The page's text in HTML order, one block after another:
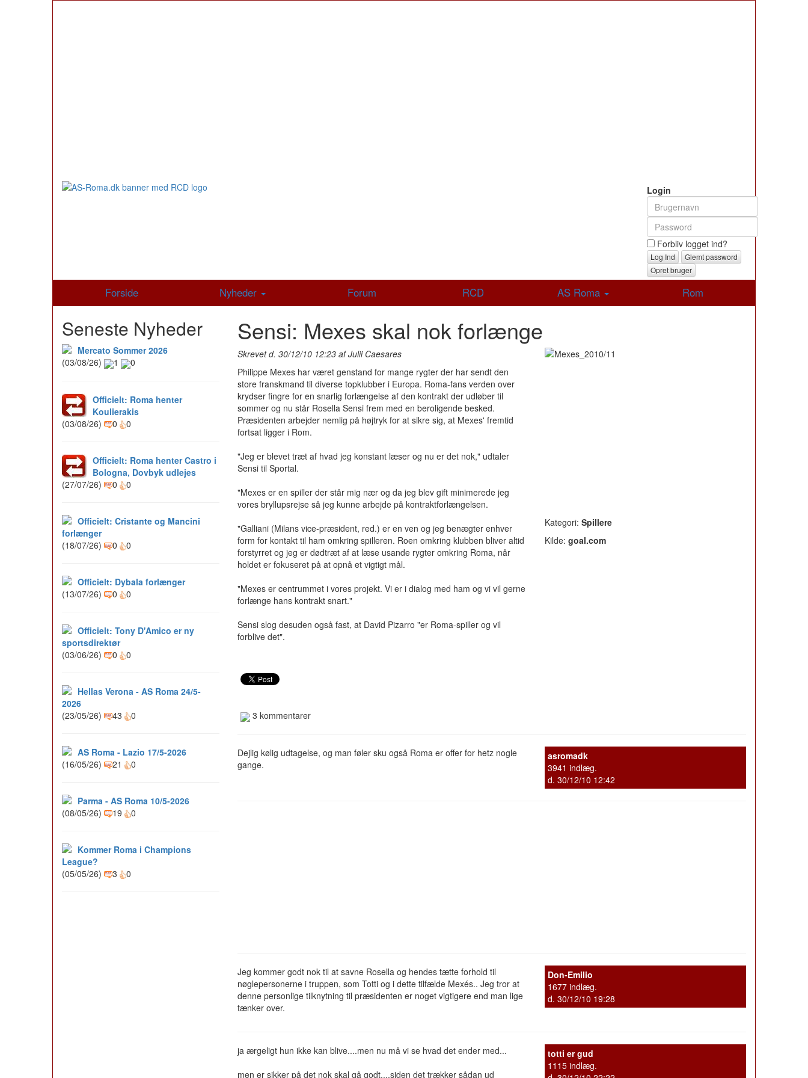
Login
Forbliv logget ind?
Glemt password
Opret bruger
Forside Nyheder Forum RCD AS Roma Rom
Sensi: Mexes skal nok forlænge
Kategori: Spillere
Kilde: goal.com
Skrevet d. 30/12/10 12:23 af Julii Caesares
Philippe Mexes har været genstand for mange rygter der har sendt den
store franskmand til diverse topklubber i Europa. Roma-fans verden over
krydser fingre for en snarlig forlængelse af den kontrakt der udløber til
sommer og nu står Rosella Sensi frem med en beroligende besked.
Præsidenten arbejder nemlig på højtryk for at sikre sig, at Mexes' fremtid
fortsat ligger i Rom.
"Jeg er blevet træt af hvad jeg konstant læser og nu er det nok," udtaler
Sensi til Sportal.
"Mexes er en spiller der står mig nær og da jeg blev gift minimerede jeg
vores bryllupsrejse så jeg kunne arbejde på kontraktforlængelsen.
"Galliani (Milans vice-præsident, red.) er en ven og jeg benægter enhver
form for kontakt til ham omkring spilleren. Roen omkring klubben bliver altid
forstyrret og jeg er dødtræt af at læse usande rygter omkring Roma, når
holdet er fokuseret på at opnå et vigtigt mål.
"Mexes er centrummet i vores projekt. Vi er i dialog med ham og vi vil gerne
forlænge hans kontrakt snart."
Sensi slog desuden også fast, at David Pizarro "er Roma-spiller og vil
forblive det".
3 kommentarer
asromadk
3941 indlæg.
d. 30/12/10 12:42
Dejlig kølig udtagelse, og man føler sku også Roma er offer for hetz nogle
gange.
Don-Emilio
1677 indlæg.
d. 30/12/10 19:28
Jeg kommer godt nok til at savne Rosella og hendes tætte forhold til
nøglepersonerne i truppen, som Totti og i dette tilfælde Mexés.. Jeg tror at
denne personlige tilknytning til præsidenten er noget vigtigere end man lige
tænker over.
totti er gud
1115 indlæg.
ja ærgeligt hun ikke kan blive....men nu må vi se hvad det ender med...
men er sikker på det nok skal gå godt....siden det trækker sådan ud
Seneste Nyheder
Mercato Sommer 2026
(03/08/26)
1 0
Officielt: Roma henter
Koulierakis
(03/08/26)
0 0
Officielt: Roma henter Castro i
Bologna, Dovbyk udlejes
(27/07/26)
0 0
Officielt: Cristante og Mancini
forlænger
(18/07/26)
0 0
Officielt: Dybala forlænger
(13/07/26)
0 0
Officielt: Tony D'Amico er ny
sportsdirektør
(03/06/26)
0 0
Hellas Verona - AS Roma 24/5-
2026
(23/05/26)
43 0
AS Roma - Lazio 17/5-2026
(16/05/26)
21 0
Parma - AS Roma 10/5-2026
(08/05/26)
19 0
Kommer Roma i Champions
League?
(05/05/26)
3 0